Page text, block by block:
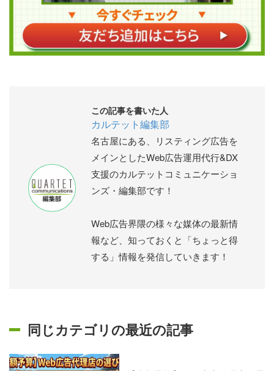
この記事を書いた人
カルテット編集部
名古屋にある、リスティング広告を
メインとしたWeb広告運用代行&DX
支援のカルテットコミュニケーショ
ンズ・編集部です！
Web広告界隈の様々な媒体の最新情
報など、知っておくと「ちょっと得
する」情報を発信していきます！
同じカテゴリの最近の記事